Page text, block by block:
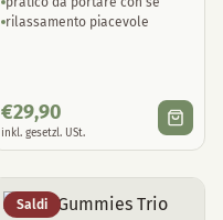
rilassamento piacevole
€29,90
inkl. gesetzl. USt.
Saldi